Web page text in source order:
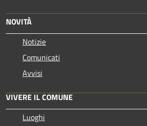
NOVITÀ
Notizie
Comunicati
Avvisi
VIVERE IL COMUNE
Luoghi